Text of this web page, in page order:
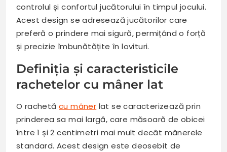
controlul și confortul jucătorului în timpul jocului.
Acest design se adresează jucătorilor care
preferă o prindere mai sigură, permițând o forță
și precizie îmbunătățite în lovituri.
Definiția și caracteristicile
rachetelor cu mâner lat
O rachetăcu mâner lat se caracterizează prin
prinderea sa mai largă, care măsoară de obicei
între 1 și 2 centimetri mai mult decât mânerele
standard. Acest design este deosebit de